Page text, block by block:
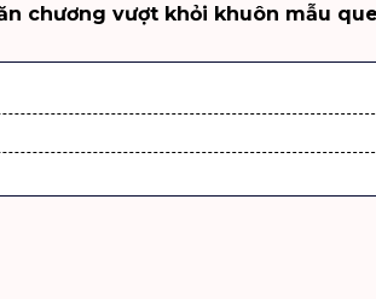
chương vượt khỏi khuôn mẫu